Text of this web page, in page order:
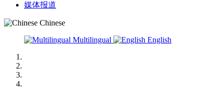
媒体报道
Chinese
Multilingual
English